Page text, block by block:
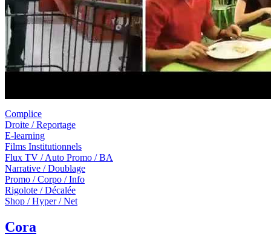
Complice
Droite / Reportage
E-learning
Films Institutionnels
Flux TV / Auto Promo / BA
Narrative / Doublage
Promo / Corpo / Info
Rigolote / Décalée
Shop / Hyper / Net
Cora